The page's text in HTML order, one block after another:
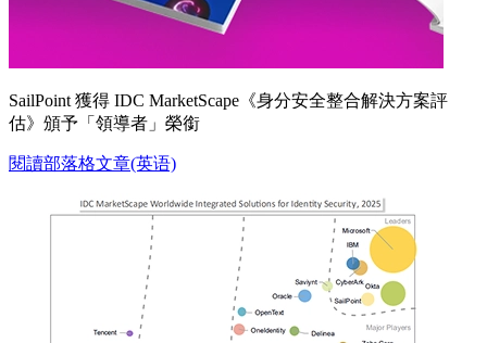
SailPoint 獲得 IDC MarketScape《身分安全整合解決方案評
估》頒予「領導者」榮銜
閱讀部落格文章(英语)